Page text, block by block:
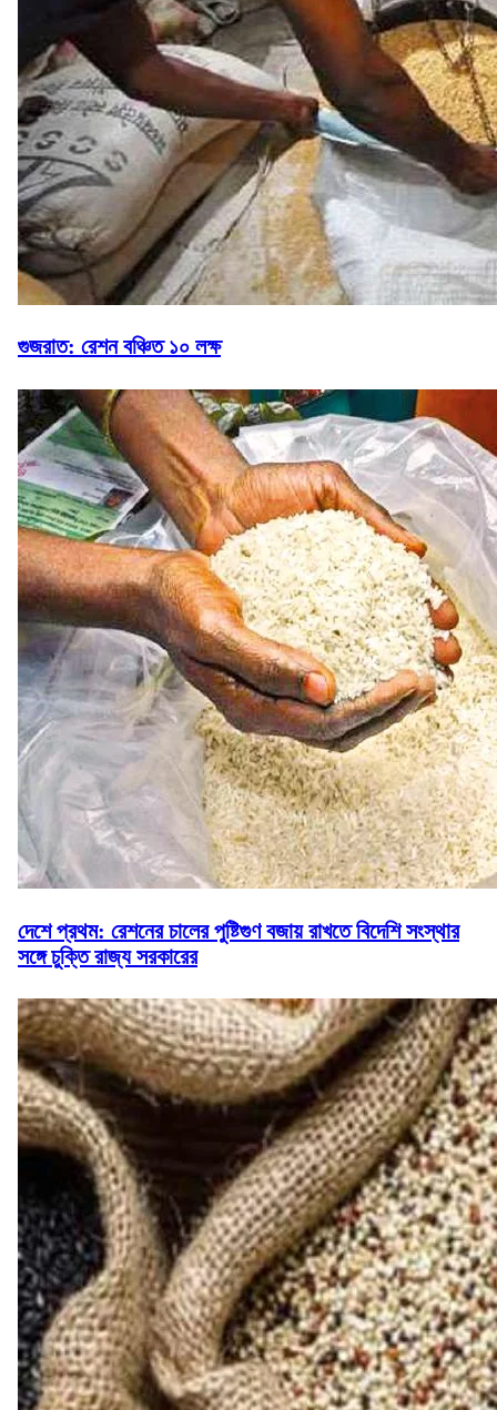
গুজরাত: রেশন বঞ্চিত ১০ লক্ষ
দেশে প্রথম: রেশনের চালের পুষ্টিগুণ বজায় রাখতে বিদেশি সংস্থার
সঙ্গে চুক্তি রাজ্য সরকারের